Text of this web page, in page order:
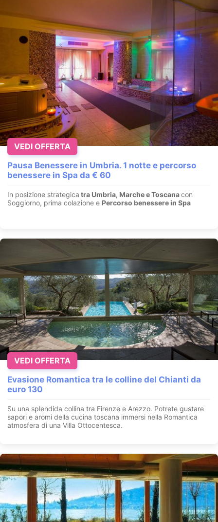
Pausa Benessere in Umbria. 1 notte e percorso
benessere in Spa da € 60
In posizione strategica tra Umbria, Marche e Toscanacon
Soggiorno, prima colazione e Percorso benessere in Spa
VEDI OFFERTA
Evasione Romantica tra le colline del Chianti da
euro 130
Su una splendida collina tra Firenze e Arezzo. Potrete gustare
sapori e aromi della cucina toscana immersi nella Romantica
atmosfera di una Villa Ottocentesca.
VEDI OFFERTA